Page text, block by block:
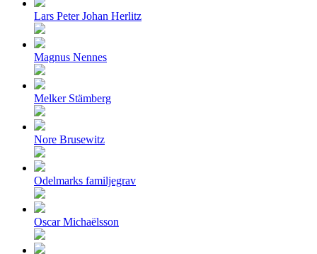
Lars Peter Johan Herlitz
Magnus Nennes
Melker Stämberg
Nore Brusewitz
Odelmarks familjegrav
Oscar Michaëlsson